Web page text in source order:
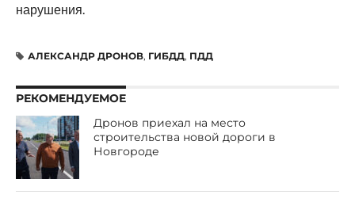
нарушения.
АЛЕКСАНДР ДРОНОВ, ГИБДД, ПДД
РЕКОМЕНДУЕМОЕ
Дронов приехал на место
строительства новой дороги в
Новгороде